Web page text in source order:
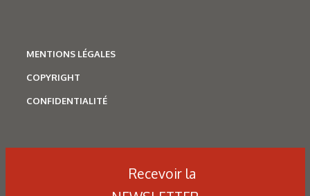
MENTIONS LÉGALES
COPYRIGHT
CONFIDENTIALITÉ
Recevoir la